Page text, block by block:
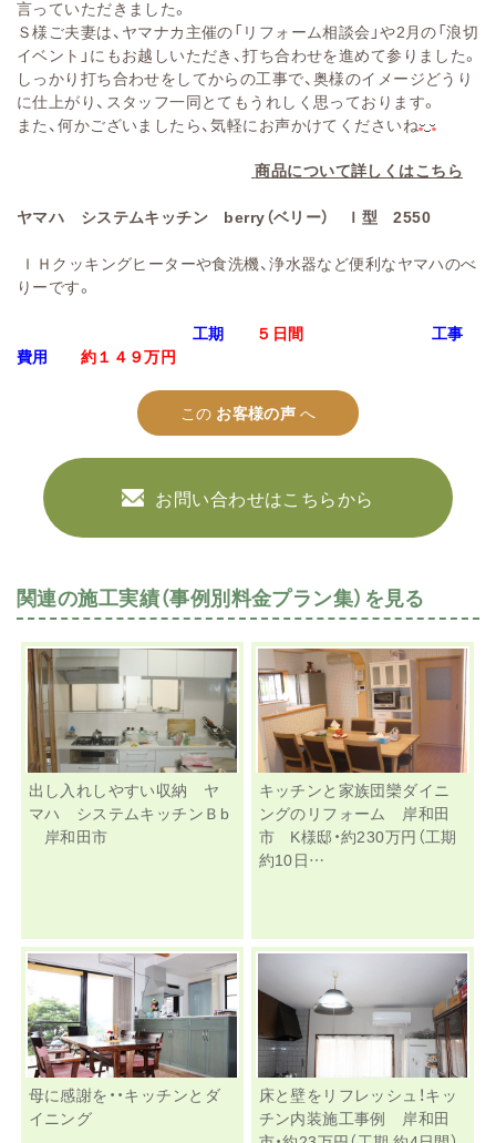
言っていただきました。
Ｓ様ご夫妻は、ヤマナカ主催の「リフォーム相談会」や2月の「浪切
イベント」にもお越しいただき、打ち合わせを進めて参りました。
しっかり打ち合わせをしてからの工事で、奥様のイメージどうり
に仕上がり、スタッフ一同とてもうれしく思っております。
また、何かございましたら、気軽にお声かけてくださいね
商品について詳しくはこちら
ヤマハ システムキッチン berry（ベリー） Ｉ型 2550
ＩＨクッキングヒーターや食洗機、浄水器など便利なヤマハのべ
りーです。
工期 ５日間
工事
費用
約１４９万円
この お客様の声 へ
お問い合わせはこちらから
関連の施工実績（事例別料金プラン集）を見る
出し入れしやすい収納 ヤ
マハ システムキッチンＢb
岸和田市
キッチンと家族団欒ダイニ
ングのリフォーム 岸和田
市 K様邸・約230万円（工期
約10日…
母に感謝を・・キッチンとダ
イニング
床と壁をリフレッシュ！キッ
チン内装施工事例 岸和田